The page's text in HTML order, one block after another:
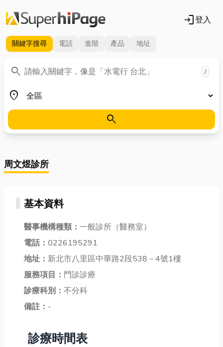
login登入
關鍵字搜尋 電話 進階 產品 地址
search
關鍵字 /
place
地區
search
周文煜診所
基本資料
醫事機構種類： 一般診所（醫務室）
電話： 0226195291
地址： 新北市八里區中華路2段538－4號1樓
服務項目： 門診診療
診療科別： 不分科
備註： -
診療時間表